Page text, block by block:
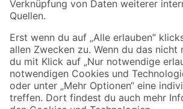
Sicher einkaufen
Jetzt die toom-App herunterladen